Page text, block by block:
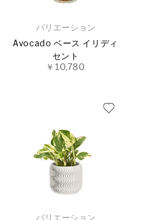
バリエーション
Avocado ベース イリディ
セント
￥10,780